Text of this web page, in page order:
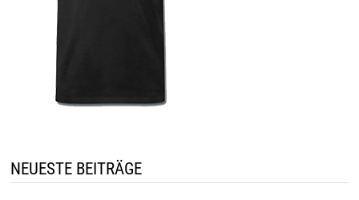
NEUESTE BEITRÄGE